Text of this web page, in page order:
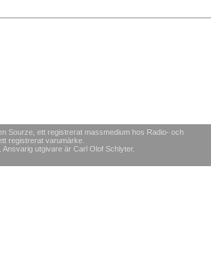
Sourze, ett registrerat massmedium hos Radio- och
registrerat varumärke.
utgivare är Carl Olof Schlyter.